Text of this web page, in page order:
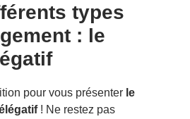
types
: le
pour vous présenter le
! Ne restez pas